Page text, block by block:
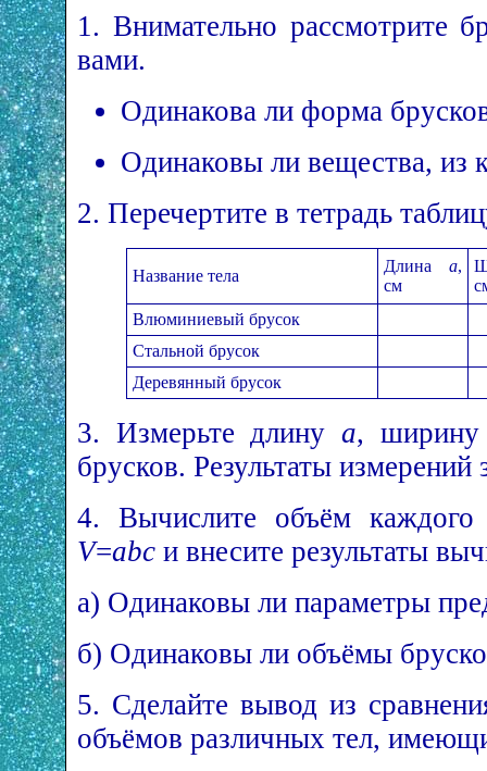
1. Внимательно рассмотрите
вами.
Одинакова ли форма
Одинаковы ли вещества, из
2. Перечертите в тетрадь
Название тела
Длина а,
см
Влюминиевый брусок
Стальной брусок
Деревянный брусок
3. Измерьте длину a,
брусков. Результаты измерений
4. Вычислите объём
V=abc и внесите результаты
а) Одинаковы ли параметры
б) Одинаковы ли объёмы
5. Сделайте вывод из
объёмов различных тел,